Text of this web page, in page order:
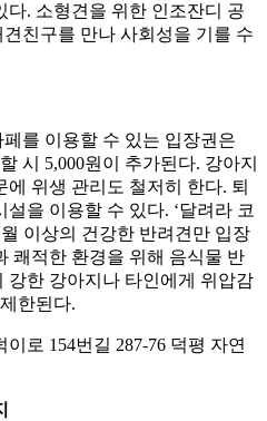
다. 소형견을 위한 인조잔디 공
친구를 만나 사회성을 기를 수
를 이용할 수 있는 입장권은
시 5,000원이 추가된다. 강아지
위생 관리도 철저히 한다. 퇴
을 이용할 수 있다. ‘달려라 코
이상의 건강한 반려견만 입장
쾌적한 환경을 위해 음식물 반
강한 강아지나 타인에게 위압감
한된다.
로 154번길 287-76 덕평 자연